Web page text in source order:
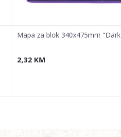
Mapa za blok 340x475mm
2,32 KM